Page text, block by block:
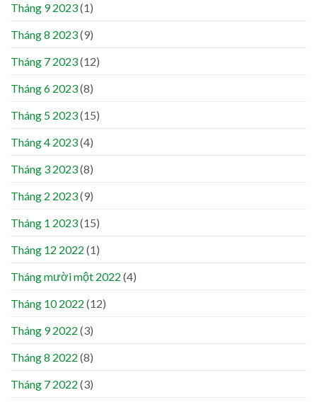
Tháng 9 2023(1)
Tháng 8 2023(9)
Tháng 7 2023(12)
Tháng 6 2023(8)
Tháng 5 2023(15)
Tháng 4 2023(4)
Tháng 3 2023(8)
Tháng 2 2023(9)
Tháng 1 2023(15)
Tháng 12 2022 (1)
Tháng mười một 2022 (4)
Tháng 10 2022 (12)
Tháng 9 2022 (3)
Tháng 8 2022 (8)
Tháng 7 2022 (3)